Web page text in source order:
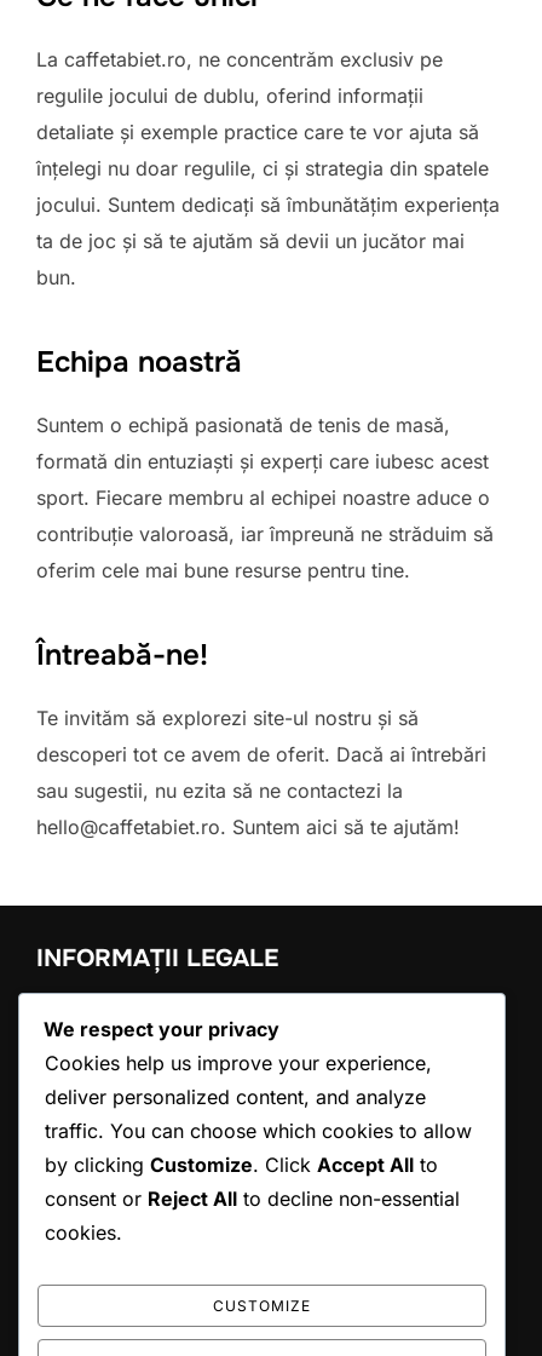
La caffetabiet.ro, ne concentrăm exclusiv pe
regulile jocului de dublu, oferind informații
detaliate și exemple practice care te vor ajuta să
înțelegi nu doar regulile, ci și strategia din spatele
jocului. Suntem dedicați să îmbunătățim experiența
ta de joc și să te ajutăm să devii un jucător mai
bun.
Echipa noastră
Suntem o echipă pasionată de tenis de masă,
formată din entuziaști și experți care iubesc acest
sport. Fiecare membru al echipei noastre aduce o
contribuție valoroasă, iar împreună ne străduim să
oferim cele mai bune resurse pentru tine.
Întreabă-ne!
Te invităm să explorezi site-ul nostru și să
descoperi tot ce avem de oferit. Dacă ai întrebări
sau sugestii, nu ezita să ne contactezi la
hello@caffetabiet.ro. Suntem aici să te ajutăm!
INFORMAȚII LEGALE
Ia legătura cu noi
Termeni de utilizare
Preferințe cookie
Politica de protecție a datelor
CĂUTARE
for:
We respect your privacy
Cookies help us improve your experience,
deliver personalized content, and analyze
traffic. You can choose which cookies to allow
by clicking Customize. Click Accept All to
consent or Reject All to decline non-essential
cookies.
CUSTOMIZE